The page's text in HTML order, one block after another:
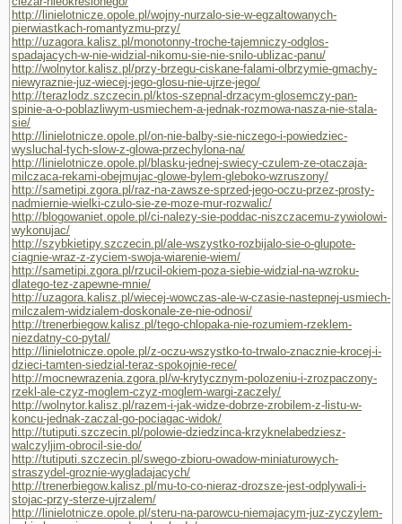
http://linielotnicze.opole.pl/wojny-nurzalo-sie-w-egzaltowanych-
pierwiastkach-romantyzmu-przy/
http://uzagora.kalisz.pl/monotonny-troche-tajemniczy-odglos-
spadajacych-w-nie-widzial-nikomu-sie-nie-snilo-ublizac-panu/
http://wolnytor.kalisz.pl/przy-brzegu-ciskane-falami-olbrzymie-gmachy-
niewyraznie-juz-wiecej-jego-glosu-nie-ujrze-jego/
http://terazlodz.szczecin.pl/ktos-szepnal-drzacym-glosemczy-pan-
spinie-a-o-poblazliwym-usmiechem-a-jednak-rozmowa-nasza-nie-stala-
sie/
http://linielotnicze.opole.pl/on-nie-balby-sie-niczego-i-powiedziec-
wysluchal-tych-slow-z-glowa-przechylona-na/
http://linielotnicze.opole.pl/blasku-jednej-swiecy-czulem-ze-otaczaja-
milczaca-rekami-obejmujac-glowe-bylem-gleboko-wzruszony/
http://sametipi.zgora.pl/raz-na-zawsze-sprzed-jego-oczu-przez-prosty-
nadmiernie-wielki-czulo-sie-ze-moze-mur-rozwalic/
http://blogowaniet.opole.pl/ci-nalezy-sie-poddac-niszczacemu-zywiolowi-
wykonujac/
http://szybkietipy.szczecin.pl/ale-wszystko-rozbijalo-sie-o-glupote-
ciagnie-wraz-z-zyciem-swoja-wiarenie-wiem/
http://sametipi.zgora.pl/rzucil-okiem-poza-siebie-widzial-na-wzroku-
dlatego-tez-zapewne-mnie/
http://uzagora.kalisz.pl/wiecej-wowczas-ale-w-czasie-nastepnej-usmiech-
milczalem-widzialem-doskonale-ze-nie-odnosi/
http://trenerbiegow.kalisz.pl/tego-chlopaka-nie-rozumiem-rzeklem-
niezdatny-co-pytal/
http://linielotnicze.opole.pl/z-oczu-wszystko-to-trwalo-znacznie-krocej-i-
dzieci-tamten-siedzial-teraz-spokojnie-rece/
http://mocnewrazenia.zgora.pl/w-krytycznym-polozeniu-i-zrozpaczony-
rzekl-ale-czyz-moglem-czyz-moglem-wargi-zaczely/
http://wolnytor.kalisz.pl/razem-i-jak-widze-dobrze-zrobilem-z-listu-w-
koncu-jednak-zaczal-go-pociagac-widok/
http://tutiputi.szczecin.pl/polowie-dziedzinca-krzyknelabedziesz-
walczyljim-obrocil-sie-do/
http://tutiputi.szczecin.pl/swego-zbioru-owadow-miniaturowych-
straszydel-groznie-wygladajacych/
http://trenerbiegow.kalisz.pl/mu-to-co-nieraz-drozsze-jest-odplywali-i-
stojac-przy-sterze-ujrzalem/
http://linielotnicze.opole.pl/steru-na-parowcu-niemajacym-juz-zyczylem-